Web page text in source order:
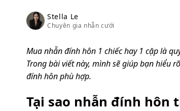
Stella Le
Chuyên gia nhẫn cưới
Mua nhẫn đính hôn 1 chiếc hay 1 cặp là
Trong bài viết này, mình sẽ giúp bạn hiểu
đính hôn phù hợp.
Tại sao nhẫn đính hôn